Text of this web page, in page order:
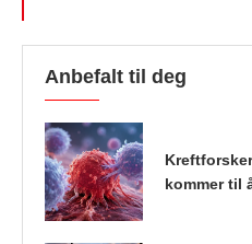
Anbefalt til deg
kommer til